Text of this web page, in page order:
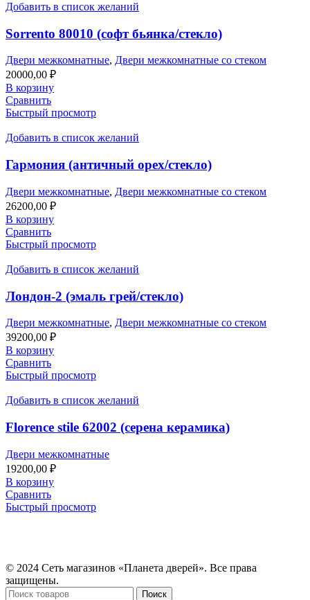
Добавить в список желаний
Sorrento 80010 (софт бьянка/стекло)
Двери межкомнатные, Двери межкомнатные со стеком
20000,00 ₽
В корзину
Сравнить
Быстрый просмотр
Добавить в список желаний
Гармония (античный орех/стекло)
Двери межкомнатные, Двери межкомнатные со стеком
26200,00 ₽
В корзину
Сравнить
Быстрый просмотр
Добавить в список желаний
Лондон-2 (эмаль грей/стекло)
Двери межкомнатные, Двери межкомнатные со стеком
39200,00 ₽
В корзину
Сравнить
Быстрый просмотр
Добавить в список желаний
Florence stile 62002 (серена керамика)
Двери межкомнатные
19200,00 ₽
В корзину
Сравнить
Быстрый просмотр
© 2024 Сеть магазинов «Планета дверей». Все права
защищены.
Поиск